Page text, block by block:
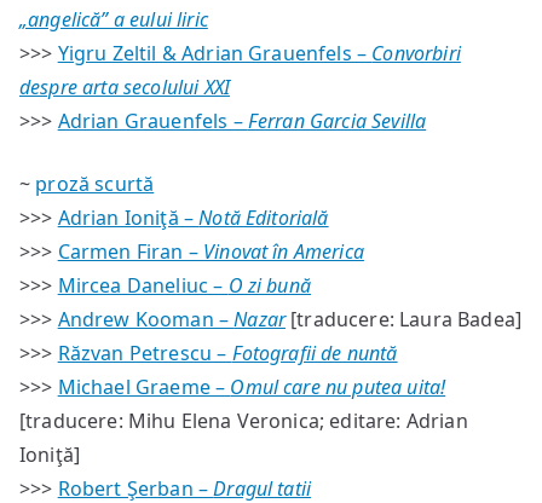
„angelică” a eului liric
>>> Yigru Zeltil & Adrian Grauenfels – Convorbiri
despre arta secolului XXI
>>> Adrian Grauenfels –Ferran Garcia Sevilla
~ proză scurtă
>>> Adrian Ioniţă –Notă Editorială
>>> Carmen Firan – Vinovat în America
>>> Mircea Daneliuc – O zi bună
>>> Andrew Kooman –Nazar[traducere: Laura Badea]
>>> Răzvan Petrescu – Fotografii de nuntă
>>> Michael Graeme – Omul care nu putea uita!
[traducere: Mihu Elena Veronica; editare: Adrian
Ioniţă]
>>> Robert Şerban –Dragul tatii